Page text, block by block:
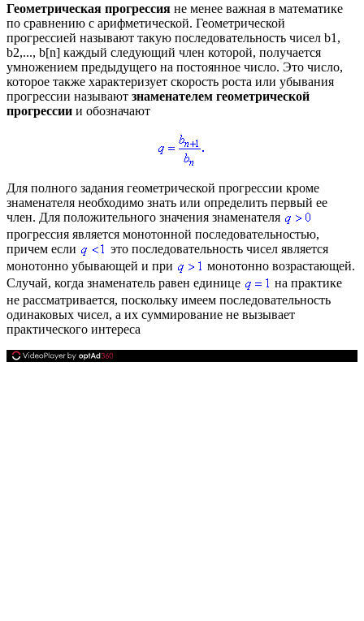
Геометрическая прогрессия не менее важная в математике
по сравнению с арифметической. Геометрической
прогрессией называют такую последовательность чисел b1,
b2,..., b[n] каждый следующий член которой, получается
умножением предыдущего на постоянное число. Это число,
которое также характеризует скорость роста или убывания
прогрессии называют знаменателем геометрической
прогрессии и обозначают
Для полного задания геометрической прогрессии кроме
знаменателя необходимо знать или определить первый ее
член. Для положительного значения знаменателя
прогрессия является монотонной последовательностью,
причем если
это последовательность чисел является
монотонно убывающей и при
монотонно возрастающей.
Случай, когда знаменатель равен единице
на практике
не рассматривается, поскольку имеем последовательность
одинаковых чисел, а их суммирование не вызывает
практического интереса